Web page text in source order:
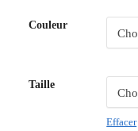
Couleur
Taille
Effacer